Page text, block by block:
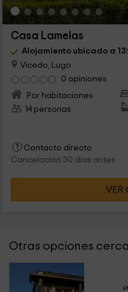
Casa Lamelas
Alojamiento ubicado a
Vicedo, Lugo
0 opiniones
Por habitaciones
14 personas
Contacto directo
Cancelación 30 días antes
VER
Otras opciones